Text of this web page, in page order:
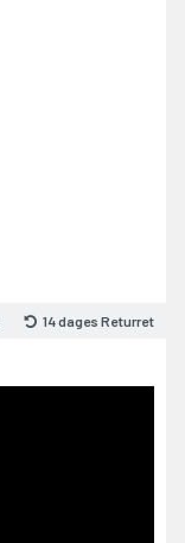
14 dages Returret